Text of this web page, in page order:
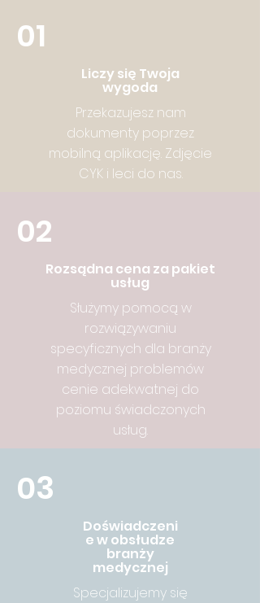
01
Liczy się Twoja
wygoda
Przekazujesz nam
dokumenty poprzez
mobilną aplikację. Zdjęcie
CYK i leci do nas.
02
Rozsądna cena za pakiet
usług
Służymy pomocą w
rozwiązywaniu
specyficznych dla branży
medycznej problemów
cenie adekwatnej do
poziomu świadczonych
usług.
03
Doświadczeni
e w obsłudze
branży
medycznej
Specjalizujemy się